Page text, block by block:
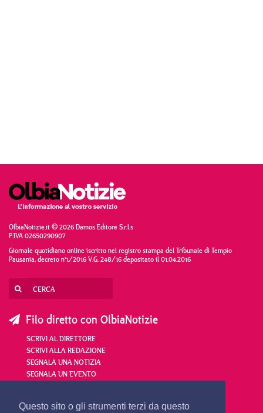
Questo sito o gli strumenti terzi da questo
OlbiaNotizie.it © 2026 Damos Editore S.r.l.s
P.IVA 02650290907
Giornale quotidiano online iscritto nel registro stampa del Tribunale di Tempio
Pausania, decreto n°1/2016 V.G. 248/16 depositato il 01.04.2016
Filo diretto con OlbiaNotizie
SCRIVI AL DIRETTORE
SCRIVI ALLA REDAZIONE
SEGNALA UNA NOTIZIA
SEGNALA UN EVENTO
redazione@olbianotizie.it